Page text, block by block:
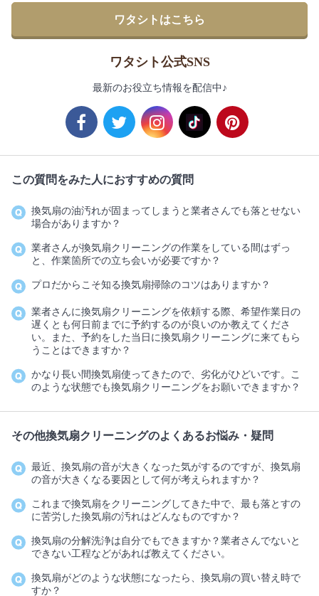
ワタシトはこちら
ワタシト公式SNS
最新のお役立ち情報を配信中♪
この質問をみた人におすすめの質問
換気扇の油汚れが固まってしまうと業者さんでも落とせない
場合がありますか？
業者さんが換気扇クリーニングの作業をしている間はずっ
と、作業箇所での立ち会いが必要ですか？
プロだからこそ知る換気扇掃除のコツはありますか？
業者さんに換気扇クリーニングを依頼する際、希望作業日の
遅くとも何日前までに予約するのが良いのか教えてくださ
い。また、予約をした当日に換気扇クリーニングに来てもら
うことはできますか？
かなり長い間換気扇使ってきたので、劣化がひどいです。こ
のような状態でも換気扇クリーニングをお願いできますか？
その他換気扇クリーニングのよくあるお悩み・疑問
最近、換気扇の音が大きくなった気がするのですが、換気扇
の音が大きくなる要因として何が考えられますか？
これまで換気扇をクリーニングしてきた中で、最も落とすの
に苦労した換気扇の汚れはどんなものですか？
換気扇の分解洗浄は自分でもできますか？業者さんでないと
できない工程などがあれば教えてください。
換気扇がどのような状態になったら、換気扇の買い替え時で
すか？